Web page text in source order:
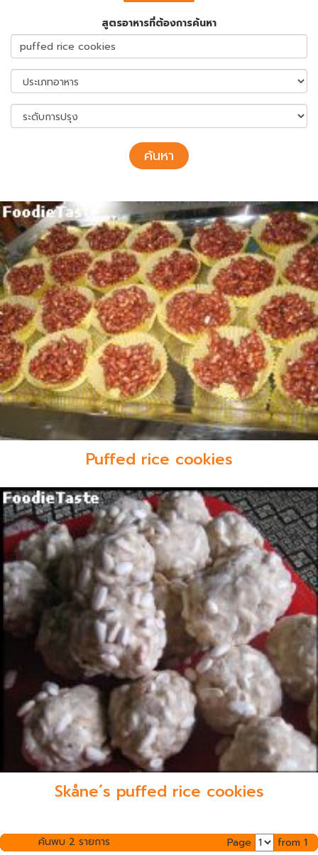
สูตรอาหารที่ต้องการค้นหา
ค้นหา
Puffed rice cookies
Skåne´s puffed rice cookies
ค้นพบ 2 รายการ Page from 1